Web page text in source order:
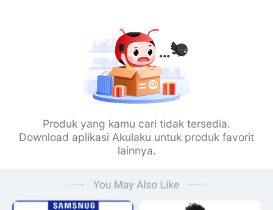
Produk yang kamu cari tidak tersedia.
Download aplikasi Akulaku untuk produk favorit
lainnya.